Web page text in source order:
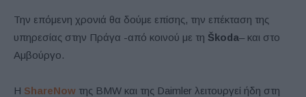
Την επόμενη χρονιά θα δούμε επίσης, την επέκταση της
υπηρεσίας στην Πράγα -από κοινού με τη Škoda– και στο
Αμβούργο.
Η ShareNow της BMW και της Daimler λειτουργεί ήδη στη